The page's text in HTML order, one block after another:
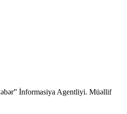
İnformasiya Agentliyi. Müəllif